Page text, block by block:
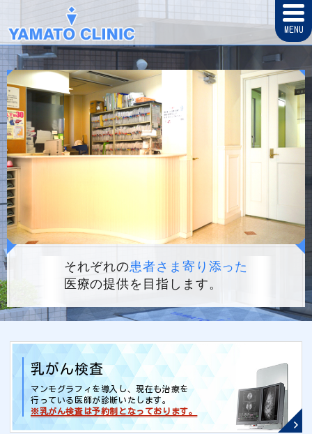
MENU
それぞれの患者さま寄り添った
医療の提供を目指します。
乳がん検査
マンモグラフィを導入し、現在も治療を
行っている医師が診断いたします。
※乳がん検査は予約制となっております。